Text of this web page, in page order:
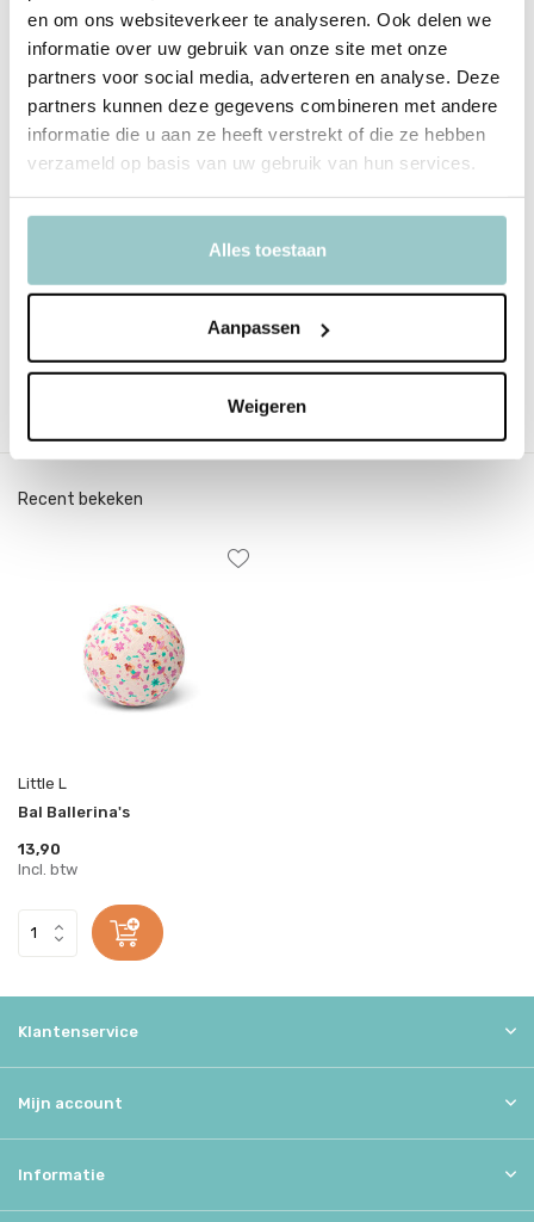
en om ons websiteverkeer te analyseren. Ook delen we
informatie over uw gebruik van onze site met onze
partners voor social media, adverteren en analyse. Deze
partners kunnen deze gegevens combineren met andere
informatie die u aan ze heeft verstrekt of die ze hebben
verzameld op basis van uw gebruik van hun services.
Alles toestaan
Aanpassen
Weigeren
Met het herkenbare Little L design brengt deze bal speelsheid en
elegantie samen in één vrolijk geheel. Perfect voor een middag in
de tuin, het park of gewoon in huis wanneer er energie over is. De
ballerina's geven elk speelmoment een lichte, dromerige twist.
SKU 55.LLB-034
8437027023569
Recent bekeken
Little L
Bal Ballerina's
13,90
Incl. btw
Klantenservice
Mijn account
Informatie